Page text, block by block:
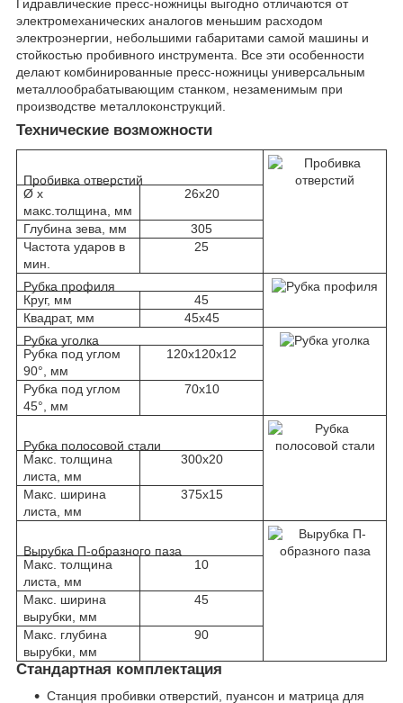
Гидравлические пресс-ножницы выгодно отличаются от
электромеханических аналогов меньшим расходом
электроэнергии, небольшими габаритами самой машины и
стойкостью пробивного инструмента. Все эти особенности
делают комбинированные пресс-ножницы универсальным
металлообрабатывающим станком, незаменимым при
производстве металлоконструкций.
Технические возможности
Пробивка отверстий
Ø х
макс.толщина, мм
26х20
Глубина зева, мм
305
Частота ударов в
мин.
25
Рубка профиля
Круг, мм
45
Квадрат, мм
45х45
Рубка уголка
Рубка под углом
90°, мм
120х120х12
Рубка под углом
45°, мм
70х10
Рубка полосовой стали
Макс. толщина
листа, мм
300х20
Макс. ширина
листа, мм
375х15
Вырубка П-образного паза
Макс. толщина
листа, мм
10
Макс. ширина
вырубки, мм
45
Макс. глубина
вырубки, мм
90
Стандартная комплектация
Станция пробивки отверстий, пуансон и матрица для